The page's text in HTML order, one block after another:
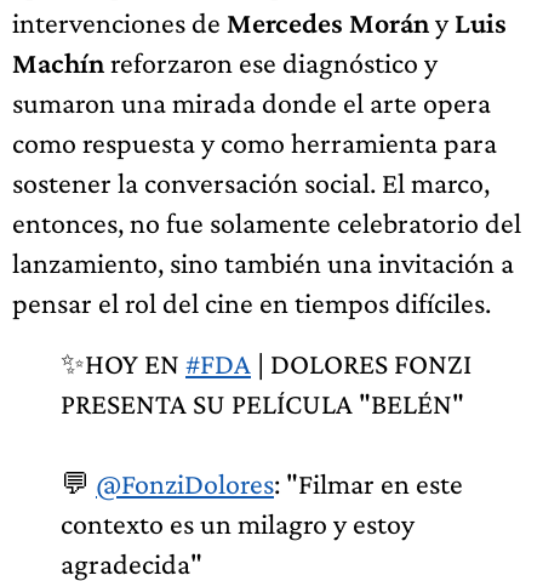
intervenciones de Mercedes MorányLuis
Machínreforzaron ese diagnóstico y
sumaron una mirada donde el arte opera
como respuesta y como herramienta para
sostener la conversación social. El marco,
entonces, no fue solamente celebratorio del
lanzamiento, sino también una invitación a
pensar el rol del cine en tiempos difíciles.
✨HOY EN #FDA | DOLORES FONZI
PRESENTA SU PELÍCULA "BELÉN"
💬 @FonziDolores: "Filmar en este
contexto es un milagro y estoy
agradecida"